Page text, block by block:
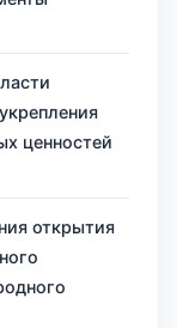
ценностей
открытия